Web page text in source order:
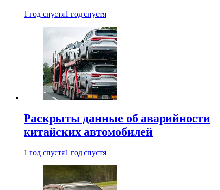
1 год спустя1 год спустя
Раскрыты данные об аварийности
китайских автомобилей
1 год спустя1 год спустя